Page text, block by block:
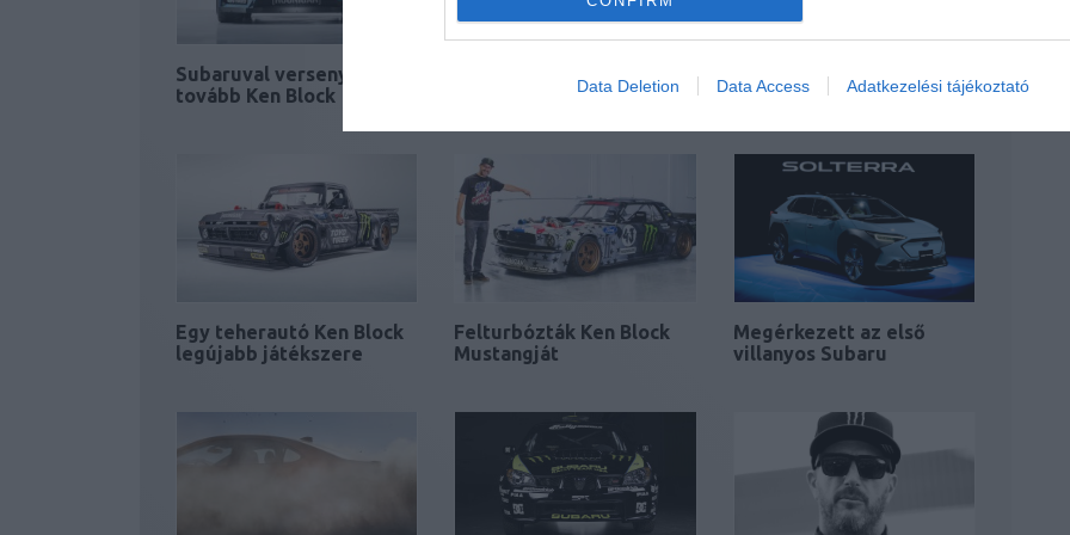
Data Deletion Data Access Adatkezelési tájékoztató
Subaruval versenyez
tovább Ken Block
utolsó Ken Block film
Elektromos autón
dolgozik Ken Block
Egy teherautó Ken Block
legújabb játékszere
Felturbózták Ken Block
Mustangját
Megérkezett az első
villanyos Subaru